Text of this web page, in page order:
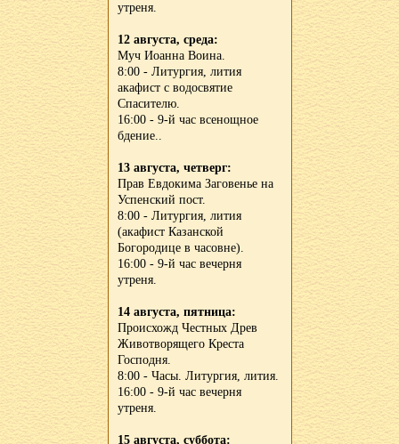
утреня.
12 августа, среда:
Муч Иоанна Воина.
8:00 - Литургия, лития
акафист с водосвятие
Спасителю.
16:00 - 9-й час всенощное
бдение..
13 августа, четверг:
Прав Евдокима Заговенье на
Успенский пост.
8:00 - Литургия, лития
(акафист Казанской
Богородице в часовне).
16:00 - 9-й час вечерня
утреня.
14 августа, пятница:
Происхожд Честных Древ
Животворящего Креста
Господня.
8:00 - Часы. Литургия, лития.
16:00 - 9-й час вечерня
утреня.
15 августа, суббота: